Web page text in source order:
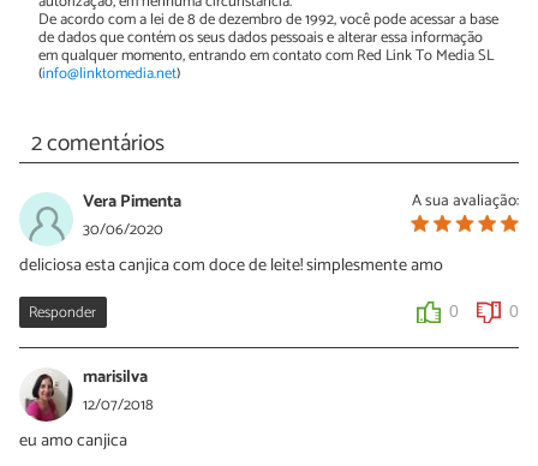
De acordo com a lei de 8 de dezembro de 1992, você pode acessar a base
de dados que contém os seus dados pessoais e alterar essa informação
em qualquer momento, entrando em contato com Red Link To Media SL
(info@linktomedia.net)
2 comentários
A sua avaliação:
Vera Pimenta
30/06/2020
deliciosa esta canjica com doce de leite! simplesmente amo
Responder 0 0
marisilva
12/07/2018
eu amo canjica